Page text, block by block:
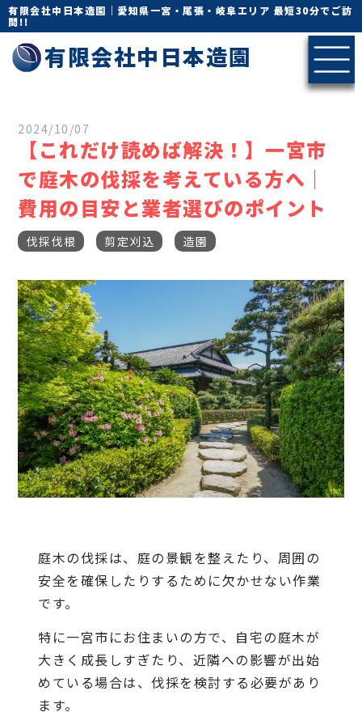
有限会社中日本造園｜愛知県一宮・尾張・岐阜エリア 最短30分でご訪
問!!
有限会社中日本造園
2024/10/07
【これだけ読めば解決！】一宮市
で庭木の伐採を考えている方へ｜
費用の目安と業者選びのポイント
伐採伐根 剪定刈込 造園
庭木の伐採は、庭の景観を整えたり、周囲の
安全を確保したりするために欠かせない作業
です。
特に一宮市にお住まいの方で、自宅の庭木が
大きく成長しすぎたり、近隣への影響が出始
めている場合は、伐採を検討する必要があり
ます。